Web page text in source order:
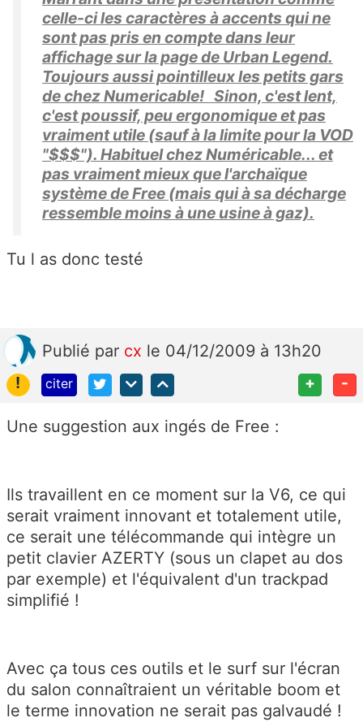
celle-ci les caractères à accents qui ne
sont pas pris en compte dans leur
affichage sur la page de Urban Legend.
Toujours aussi pointilleux les petits gars
de chez Numericable! Sinon, c'est lent,
c'est poussif, peu ergonomique et pas
vraiment utile (sauf à la limite pour la VOD
"$$$"). Habituel chez Numéricable... et
pas vraiment mieux que l'archaïque
système de Free (mais qui à sa décharge
ressemble moins à une usine à gaz).
Tu l as donc testé
Publié par cx le 04/12/2009 à 13h20
!
citer + -
Une suggestion aux ingés de Free :
Ils travaillent en ce moment sur la V6, ce qui
serait vraiment innovant et totalement utile,
ce serait une télécommande qui intègre un
petit clavier AZERTY (sous un clapet au dos
par exemple) et l'équivalent d'un trackpad
simplifié !
Avec ça tous ces outils et le surf sur l'écran
du salon connaîtraient un véritable boom et
le terme innovation ne serait pas galvaudé !